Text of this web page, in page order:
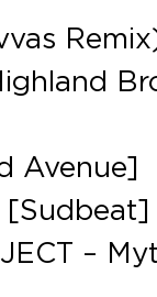
Avenue]
[Sudbeat]
–